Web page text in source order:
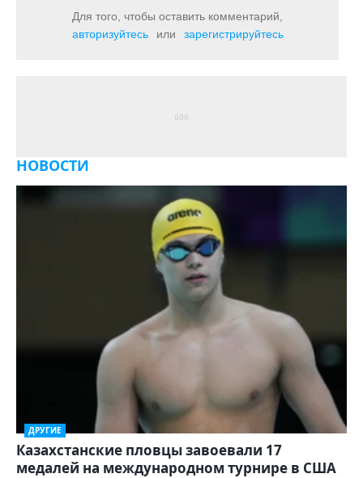
Для того, чтобы оставить комментарий,
авторизуйтесь
или зарегистрируйтесь
НОВОСТИ
ДРУГИЕ
Казахстанские пловцы завоевали 17
медалей на международном турнире в США